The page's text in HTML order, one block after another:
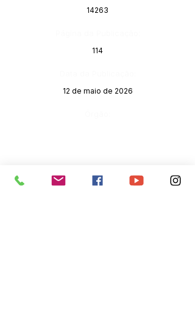
14263
114
12 de maio de 2026